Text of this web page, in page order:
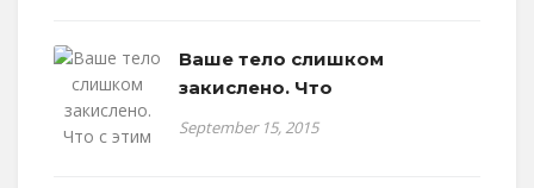
Ваше тело слишком
закислено. Что
September 15, 2015